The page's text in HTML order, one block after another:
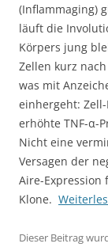
(Inflammaging)
läuft die
Körpers jung
Zellen kurz
was mit
einhergeht:
erhöhte TNF-α-
Nicht eine
Versagen der
Aire-Expression
Klone.
Dieser Beitrag